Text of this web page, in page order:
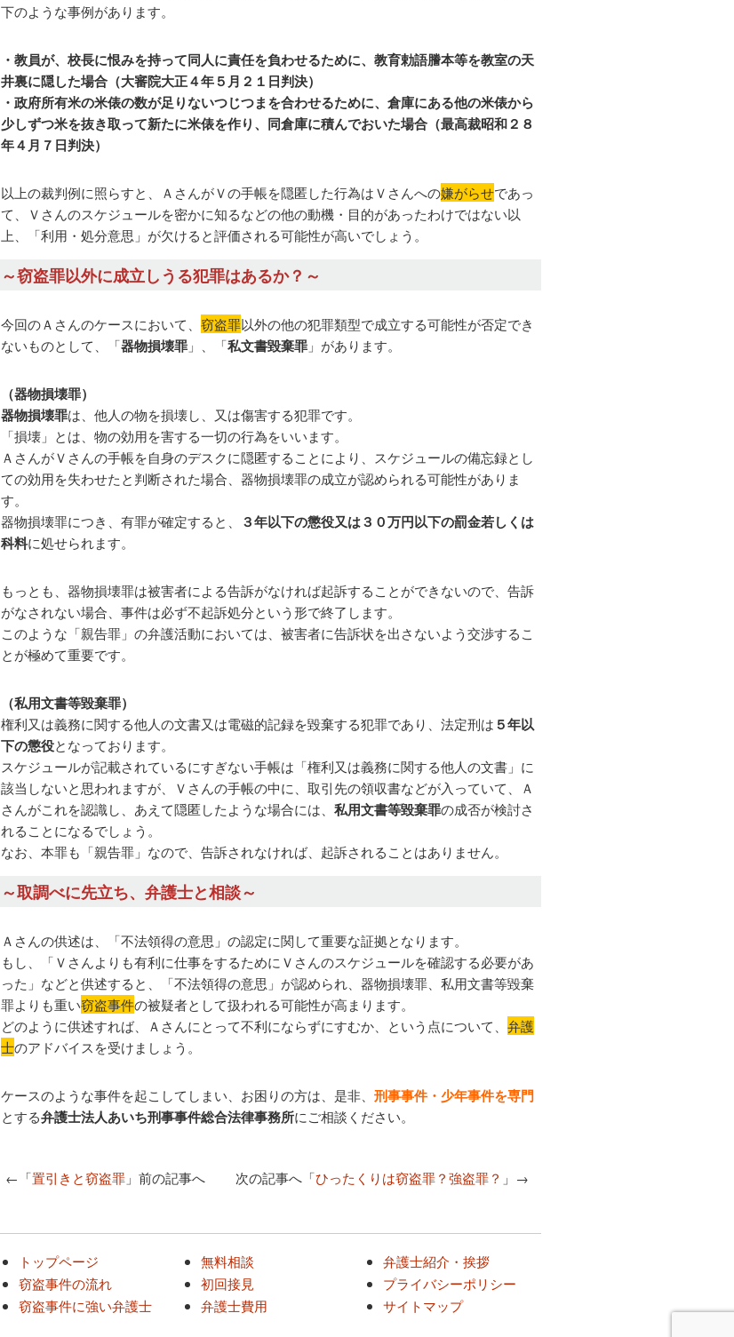
下のような事例があります。
・教員が、校長に恨みを持って同人に責任を負わせるために、教育勅語謄本等を教室の天
井裏に隠した場合（大審院大正４年５月２１日判決）
・政府所有米の米俵の数が足りないつじつまを合わせるために、倉庫にある他の米俵から
少しずつ米を抜き取って新たに米俵を作り、同倉庫に積んでおいた場合（最高裁昭和２８
年４月７日判決）
以上の裁判例に照らすと、ＡさんがＶの手帳を隠匿した行為はＶさんへの嫌がらせであっ
て、Ｖさんのスケジュールを密かに知るなどの他の動機・目的があったわけではない以
上、「利用・処分意思」が欠けると評価される可能性が高いでしょう。
～窃盗罪以外に成立しうる犯罪はあるか？～
今回のＡさんのケースにおいて、 窃盗罪以外の他の犯罪類型で成立する可能性が否定でき
ないものとして、「器物損壊罪 」、「私文書毀棄罪 」があります。
（器物損壊罪）
器物損壊罪は、他人の物を損壊し、又は傷害する犯罪です。
「損壊」とは、物の効用を害する一切の行為をいいます。
ＡさんがＶさんの手帳を自身のデスクに隠匿することにより、スケジュールの備忘録とし
ての効用を失わせたと判断された場合、器物損壊罪の成立が認められる可能性がありま
す。
器物損壊罪につき、有罪が確定すると、
３年以下の懲役又は３０万円以下の罰金若しくは
科料に処せられます。
もっとも、器物損壊罪は被害者による告訴がなければ起訴することができないので、告訴
がなされない場合、事件は必ず不起訴処分という形で終了します。
このような「親告罪」の弁護活動においては、被害者に告訴状を出さないよう交渉するこ
とが極めて重要です。
（私用文書等毀棄罪）
権利又は義務に関する他人の文書又は電磁的記録を毀棄する犯罪であり、法定刑は５年以
下の懲役となっております。
スケジュールが記載されているにすぎない手帳は「権利又は義務に関する他人の文書」に
該当しないと思われますが、Ｖさんの手帳の中に、取引先の領収書などが入っていて、Ａ
さんがこれを認識し、あえて隠匿したような場合には、 私用文書等毀棄罪の成否が検討さ
れることになるでしょう。
なお、本罪も「親告罪」なので、告訴されなければ、起訴されることはありません。
～取調べに先立ち、弁護士と相談～
Ａさんの供述は、「不法領得の意思」の認定に関して重要な証拠となります。
もし、「Ｖさんよりも有利に仕事をするためにＶさんのスケジュールを確認する必要があ
った」などと供述すると、「不法領得の意思」が認められ、器物損壊罪、私用文書等毀棄
罪よりも重い窃盗事件の被疑者として扱われる可能性が高まります。
どのように供述すれば、Ａさんにとって不利にならずにすむか、という点について、 弁護
士のアドバイスを受けましょう。
ケースのような事件を起こしてしまい、お困りの方は、是非、 刑事事件・少年事件を専門
とする弁護士法人あいち刑事事件総合法律事務所にご相談ください。
←「置引きと窃盗罪」前の記事へ 次の記事へ「ひったくりは窃盗罪？強盗罪？ 」→
トップページ
窃盗事件の流れ
窃盗事件に強い弁護士
無料相談
初回接見
弁護士費用
弁護士紹介・挨拶
プライバシーポリシー
サイトマップ